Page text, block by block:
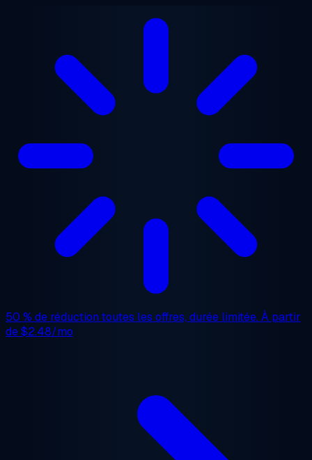
50 % de réduction toutes les offres, durée limitée. À partir
de$2.48/mo